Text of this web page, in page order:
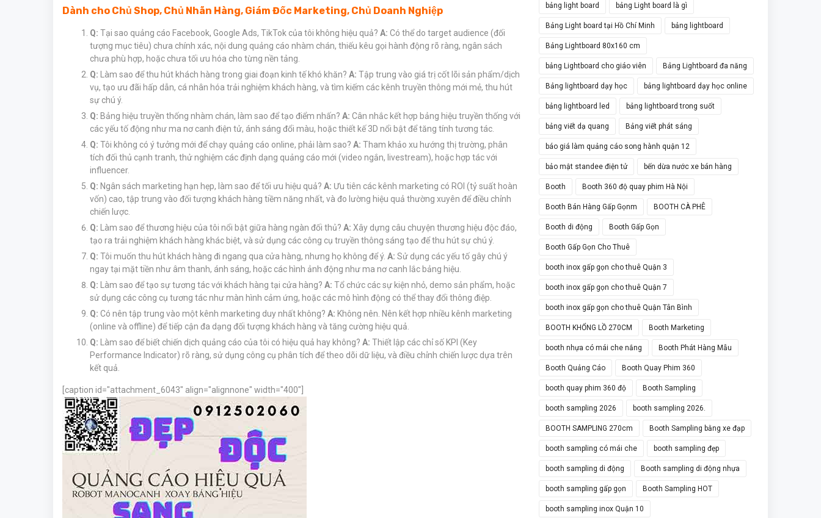
Dành cho Chủ Shop, Chủ Nhãn Hàng, Giám Đốc Marketing, Chủ Doanh Nghiệp
Q: Tại sao quảng cáo Facebook, Google Ads, TikTok của tôi không hiệu quả? A: Có thể do target audience (đối
tượng mục tiêu) chưa chính xác, nội dung quảng cáo nhàm chán, thiếu kêu gọi hành động rõ ràng, ngân sách
chưa phù hợp, hoặc chưa tối ưu hóa cho từng nền tảng.
Q: Làm sao để thu hút khách hàng trong giai đoạn kinh tế khó khăn? A: Tập trung vào giá trị cốt lõi sản phẩm/dịch
vụ, tạo ưu đãi hấp dẫn, cá nhân hóa trải nghiệm khách hàng, và tìm kiếm các kênh truyền thông mới mẻ, thu hút
sự chú ý.
Q: Bảng hiệu truyền thống nhàm chán, làm sao để tạo điểm nhấn? A: Cân nhắc kết hợp bảng hiệu truyền thống với
các yếu tố động như ma nơ canh điện tử, ánh sáng đổi màu, hoặc thiết kế 3D nổi bật để tăng tính tương tác.
Q: Tôi không có ý tưởng mới để chạy quảng cáo online, phải làm sao? A: Tham khảo xu hướng thị trường, phân
tích đối thủ cạnh tranh, thử nghiệm các định dạng quảng cáo mới (video ngắn, livestream), hoặc hợp tác với
influencer.
Q: Ngân sách marketing hạn hẹp, làm sao để tối ưu hiệu quả? A: Ưu tiên các kênh marketing có ROI (tỷ suất hoàn
vốn) cao, tập trung vào đối tượng khách hàng tiềm năng nhất, và đo lường hiệu quả thường xuyên để điều chỉnh
chiến lược.
Q: Làm sao để thương hiệu của tôi nổi bật giữa hàng ngàn đối thủ? A: Xây dựng câu chuyện thương hiệu độc đáo,
tạo ra trải nghiệm khách hàng khác biệt, và sử dụng các công cụ truyền thông sáng tạo để thu hút sự chú ý.
Q: Tôi muốn thu hút khách hàng đi ngang qua cửa hàng, nhưng họ không để ý. A: Sử dụng các yếu tố gây chú ý
ngay tại mặt tiền như âm thanh, ánh sáng, hoặc các hình ảnh động như ma nơ canh lắc bảng hiệu.
Q: Làm sao để tạo sự tương tác với khách hàng tại cửa hàng? A: Tổ chức các sự kiện nhỏ, demo sản phẩm, hoặc
sử dụng các công cụ tương tác như màn hình cảm ứng, hoặc các mô hình động có thể thay đổi thông điệp.
Q: Có nên tập trung vào một kênh marketing duy nhất không? A: Không nên. Nên kết hợp nhiều kênh marketing
(online và offline) để tiếp cận đa dạng đối tượng khách hàng và tăng cường hiệu quả.
Q: Làm sao để biết chiến dịch quảng cáo của tôi có hiệu quả hay không? A: Thiết lập các chỉ số KPI (Key
Performance Indicator) rõ ràng, sử dụng công cụ phân tích để theo dõi dữ liệu, và điều chỉnh chiến lược dựa trên
kết quả.
[caption id="attachment_6043" align="alignnone" width="400"]
bảng light board bảng Light board là gì
Bảng Light board tại Hồ Chí Minh bảng lightboard
Bảng Lightboard 80x160 cm
bảng Lightboard cho giáo viên Bảng Lightboard đa năng
Bảng lightboard dạy học bảng lightboard dạy học online
bảng lightboard led bảng lightboard trong suốt
bảng viết dạ quang Bảng viết phát sáng
báo giá làm quảng cáo song hành quận 12
bảo mật standee điện tử bến dừa nước xe bán hàng
Booth Booth 360 độ quay phim Hà Nội
Booth Bán Hàng Gấp Gọnm BOOTH CÀ PHÊ
Booth di động Booth Gấp Gọn
Booth Gấp Gọn Cho Thuê
booth inox gấp gọn cho thuê Quận 3
booth inox gấp gọn cho thuê Quận 7
booth inox gấp gọn cho thuê Quận Tân Bình
BOOTH KHỔNG LỒ 270CM Booth Marketing
booth nhựa có mái che nắng Booth Phát Hàng Mẫu
Booth Quảng Cáo Booth Quay Phim 360
booth quay phim 360 độ Booth Sampling
booth sampling 2026 booth sampling 2026.
BOOTH SAMPLING 270cm Booth Sampling bằng xe đạp
booth sampling có mái che booth sampling đẹp
booth sampling di động Booth sampling di động nhựa
booth sampling gấp gọn Booth Sampling HOT
booth sampling inox Quận 10